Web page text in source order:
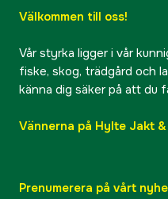
Välkommen till oss!
Vår styrka ligger i vår
fiske, skog, trädgård och
känna dig säker på att du
Vännerna på Hylte Jakt
Prenumerera på vårt